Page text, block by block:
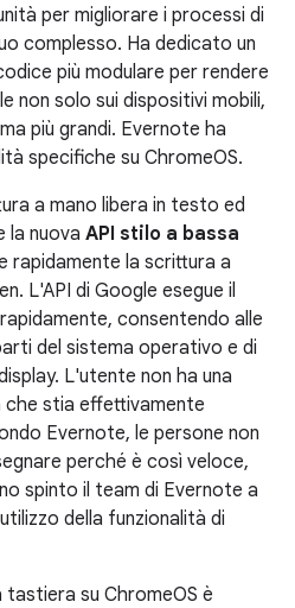
per migliorare i processi di
complesso. Ha dedicato un
più modulare per rendere
non solo sui dispositivi mobili,
più grandi. Evernote ha
specifiche su ChromeOS.
a mano libera in testo ed
la nuova API stilo a bassa
rapidamente la scrittura a
L'API di Google esegue il
consentendo alle
del sistema operativo e di
L'utente non ha una
stia effettivamente
Evernote, le persone non
perché è così veloce,
spinto il team di Evernote a
della funzionalità di
tastiera su ChromeOS è